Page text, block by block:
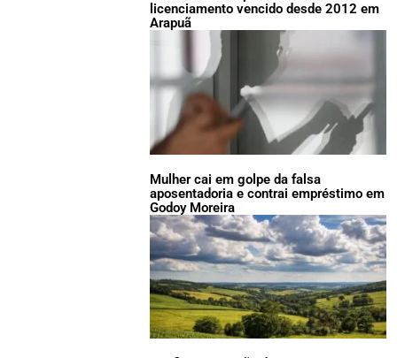
licenciamento vencido desde 2012 em
Arapuã
Mulher cai em golpe da falsa
aposentadoria e contrai empréstimo em
Godoy Moreira